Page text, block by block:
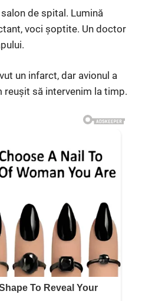
de spital. Lumină
voci șoptite. Un doctor
un infarct, dar avionul a
reușit să intervenim la timp.